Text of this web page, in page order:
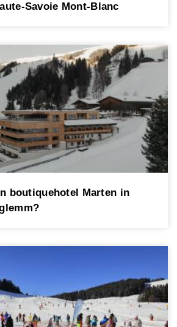
Savoie Mont-Blanc
boutiquehotel Marten in